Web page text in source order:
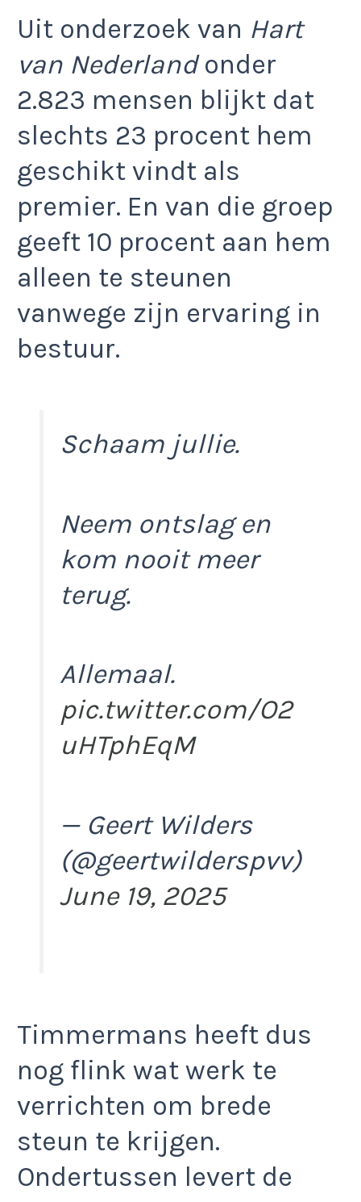
Uit onderzoek van Hart
van Nederlandonder
2.823 mensen blijkt dat
slechts 23 procent hem
geschikt vindt als
premier. En van die groep
geeft 10 procent aan hem
alleen te steunen
vanwege zijn ervaring in
bestuur.
Schaam jullie.
Neem ontslag en
kom nooit meer
terug.
Allemaal.
pic.twitter.com/O2
uHTphEqM
— Geert Wilders
(@geertwilderspvv)
June 19, 2025
Timmermans heeft dus
nog flink wat werk te
verrichten om brede
steun te krijgen.
Ondertussen levert de